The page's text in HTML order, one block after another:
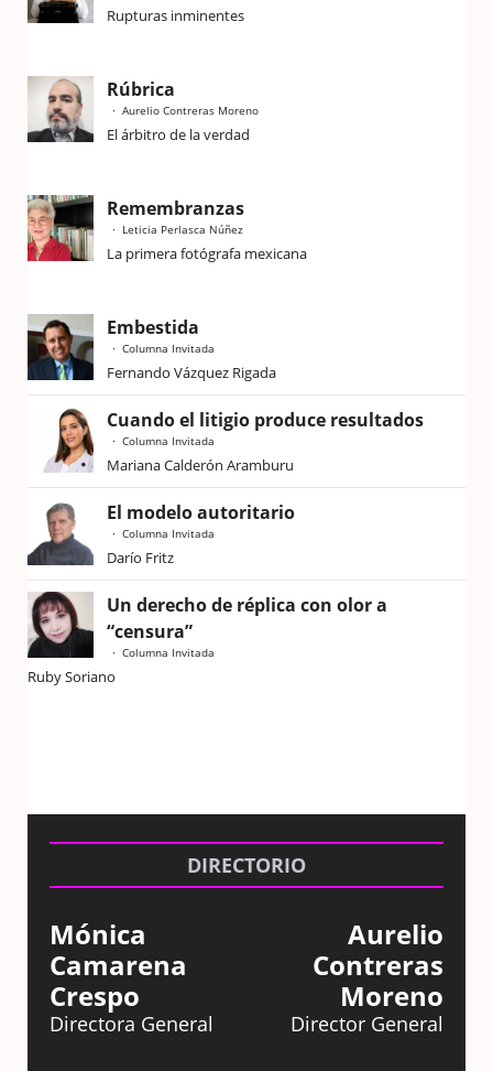
Rupturas inminentes
Rúbrica
Aurelio Contreras Moreno
El árbitro de la verdad
Remembranzas
Leticia Perlasca Núñez
La primera fotógrafa mexicana
Embestida
Columna Invitada
Fernando Vázquez Rigada
Cuando el litigio produce resultados
Columna Invitada
Mariana Calderón Aramburu
El modelo autoritario
Columna Invitada
Darío Fritz
Un derecho de réplica con olor a
“censura”
Columna Invitada
Ruby Soriano
DIRECTORIO
Mónica
Camarena
Crespo
Directora General
Aurelio
Contreras
Moreno
Director General